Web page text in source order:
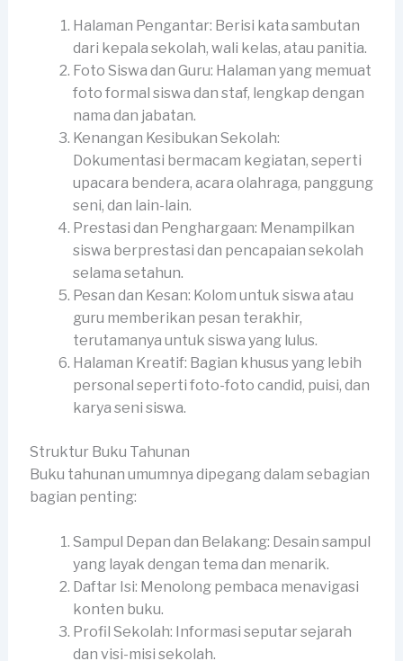
Halaman Pengantar: Berisi kata sambutan
dari kepala sekolah, wali kelas, atau panitia.
Foto Siswa dan Guru: Halaman yang memuat
foto formal siswa dan staf, lengkap dengan
nama dan jabatan.
Kenangan Kesibukan Sekolah:
Dokumentasi bermacam kegiatan, seperti
upacara bendera, acara olahraga, panggung
seni, dan lain-lain.
Prestasi dan Penghargaan: Menampilkan
siswa berprestasi dan pencapaian sekolah
selama setahun.
Pesan dan Kesan: Kolom untuk siswa atau
guru memberikan pesan terakhir,
terutamanya untuk siswa yang lulus.
Halaman Kreatif: Bagian khusus yang lebih
personal seperti foto-foto candid, puisi, dan
karya seni siswa.
Struktur Buku Tahunan
Buku tahunan umumnya dipegang dalam sebagian
bagian penting:
Sampul Depan dan Belakang: Desain sampul
yang layak dengan tema dan menarik.
Daftar Isi: Menolong pembaca menavigasi
konten buku.
Profil Sekolah: Informasi seputar sejarah
dan visi-misi sekolah.